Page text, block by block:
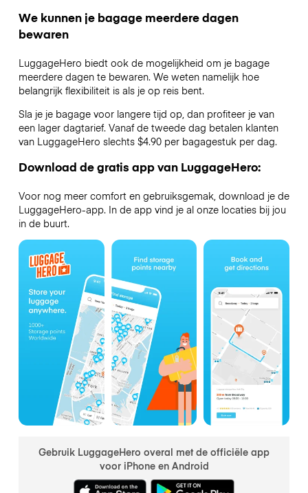
We kunnen je bagage meerdere dagen
bewaren
LuggageHero biedt ook de mogelijkheid om je bagage
meerdere dagen te bewaren. We weten namelijk hoe
belangrijk flexibiliteit is als je op reis bent.
Sla je je bagage voor langere tijd op, dan profiteer je van
een lager dagtarief. Vanaf de tweede dag betalen klanten
van LuggageHero slechts $4.90 per bagagestuk per dag.
Download de gratis app van LuggageHero:
Voor nog meer comfort en gebruiksgemak, download je de
LuggageHero-app. In de app vind je al onze locaties bij jou
in de buurt.
Gebruik LuggageHero overal met de officiële app
voor iPhone en Android